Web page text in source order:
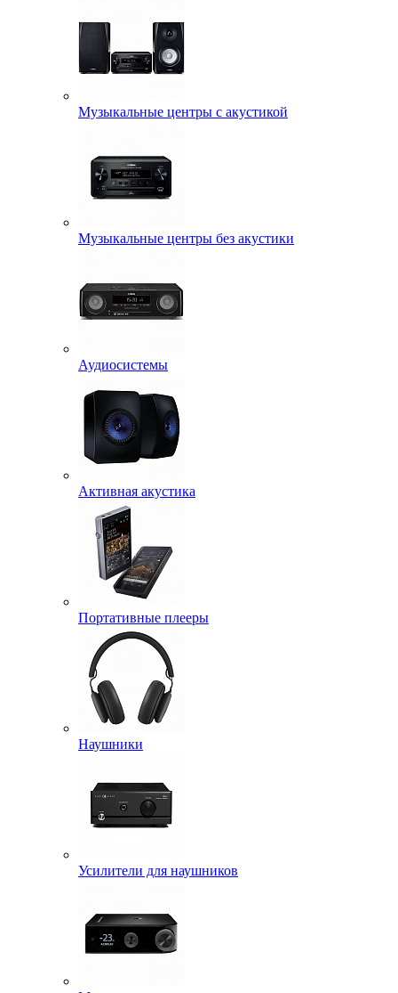
Музыкальные центры с акустикой
Музыкальные центры без акустики
Аудиосистемы
Активная акустика
Портативные плееры
Наушники
Усилители для наушников